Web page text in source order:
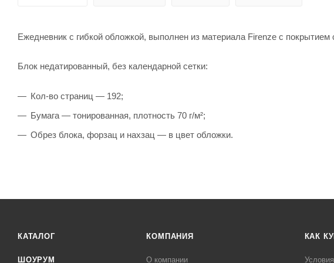
Ежедневник с гибкой обложкой, выполнен из материала Firenze с
Блок недатированный, без календарной сетки:
Кол-во страниц — 192;
Бумага — тонированная, плотность 70 г/м²;
Обрез блока, форзац и нахзац — в цвет обложки.
КАТАЛОГ
ШОУРУМ
КОМПАНИЯ
О компании
КАК